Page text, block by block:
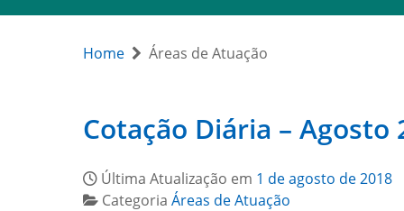
Home Áreas de Atuação
Cotação Diária – Agosto
Última Atualização em 1 de agosto de 2018
Categoria Áreas de Atuação